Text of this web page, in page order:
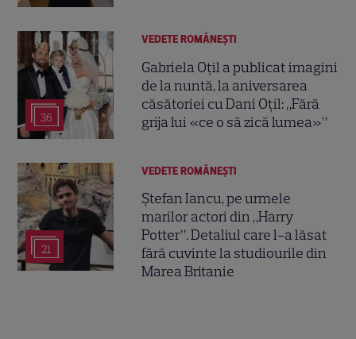
36
VEDETE ROMÂNEŞTI
Gabriela Oțil a publicat imagini
de la nuntă, la aniversarea
căsătoriei cu Dani Oțil: „Fără
grija lui «ce o să zică lumea»”
21
VEDETE ROMÂNEŞTI
Ștefan Iancu, pe urmele
marilor actori din „Harry
Potter”. Detaliul care l-a lăsat
fără cuvinte la studiourile din
Marea Britanie